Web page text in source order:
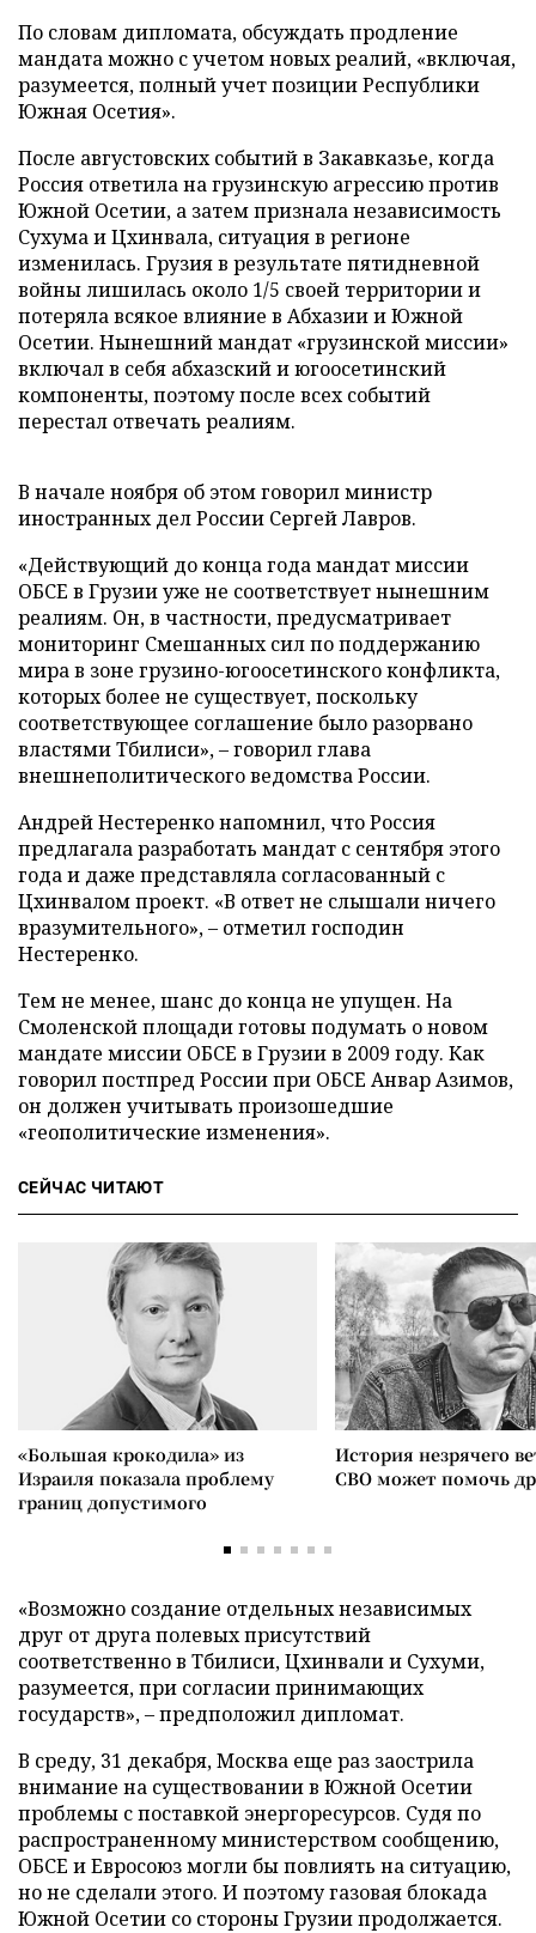
По словам дипломата, обсуждать продление
мандата можно с учетом новых реалий, «включая,
разумеется, полный учет позиции Республики
Южная Осетия».
После августовских событий в Закавказье, когда
Россия ответила на грузинскую агрессию против
Южной Осетии, а затем признала независимость
Сухума и Цхинвала, ситуация в регионе
изменилась. Грузия в результате пятидневной
войны лишилась около 1/5 своей территории и
потеряла всякое влияние в Абхазии и Южной
Осетии. Нынешний мандат «грузинской миссии»
включал в себя абхазский и югоосетинский
компоненты, поэтому после всех событий
перестал отвечать реалиям.
В начале ноября об этом говорил министр
иностранных дел России Сергей Лавров.
«Действующий до конца года мандат миссии
ОБСЕ в Грузии уже не соответствует нынешним
реалиям. Он, в частности, предусматривает
мониторинг Смешанных сил по поддержанию
мира в зоне грузино-югоосетинского конфликта,
которых более не существует, поскольку
соответствующее соглашение было разорвано
властями Тбилиси», – говорил глава
внешнеполитического ведомства России.
Андрей Нестеренко напомнил, что Россия
предлагала разработать мандат с сентября этого
года и даже представляла согласованный с
Цхинвалом проект. «В ответ не слышали ничего
вразумительного», – отметил господин
Нестеренко.
Тем не менее, шанс до конца не упущен. На
Смоленской площади готовы подумать о новом
мандате миссии ОБСЕ в Грузии в 2009 году. Как
говорил постпред России при ОБСЕ Анвар Азимов,
он должен учитывать произошедшие
«геополитические изменения».
СЕЙЧАС ЧИТАЮТ
«Большая крокодила» из
Израиля показала проблему
границ допустимого
История незрячего
СВО может помочь
«Возможно создание отдельных независимых
друг от друга полевых присутствий
соответственно в Тбилиси, Цхинвали и Сухуми,
разумеется, при согласии принимающих
государств», – предположил дипломат.
В среду, 31 декабря, Москва еще раз заострила
внимание на существовании в Южной Осетии
проблемы с поставкой энергоресурсов. Судя по
распространенному министерством сообщению,
ОБСЕ и Евросоюз могли бы повлиять на ситуацию,
но не сделали этого. И поэтому газовая блокада
Южной Осетии со стороны Грузии продолжается.